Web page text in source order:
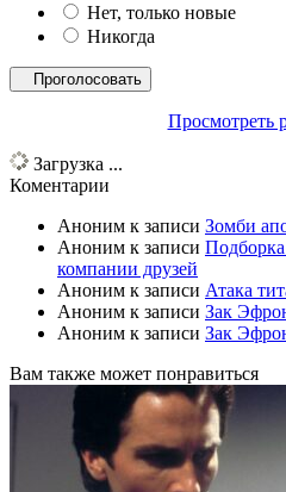
Нет, только новые
Никогда
Просмотреть
Загрузка ...
Коментарии
Аноним к записи Зомби
Аноним к записи
компании друзей
Аноним к записи Атака
Аноним к записи Зак
Аноним к записи Зак
Вам также может понравиться